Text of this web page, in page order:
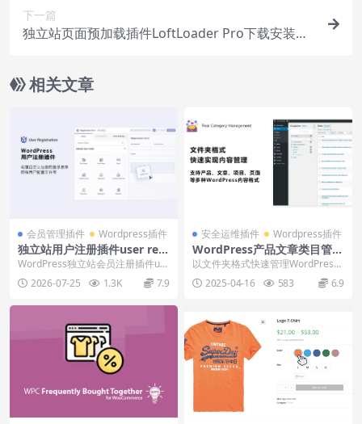
下一篇
独立站页面预加载插件LoftLoader Pro下载安装教
相关文章
会员管理插件 Wordpress插件
独立站用户注册插件user regi
stration下载安装使用教程
WordPress独立站会员注册插件us
er registration，支持注册...
2026-07-25 1.3K 7.9
安全运维插件 Wordpress插件
WordPress产品文章类目管理
Real Category Library下载
使用教程
以文件夹格式快速管理WordPress
产品、文章、页面、模块等分类目
录，支持快速...
2025-04-16 583 6.9